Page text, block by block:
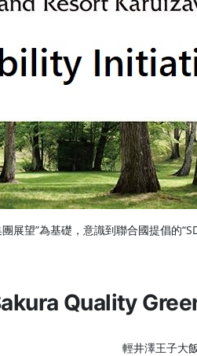
望”為基礎，意識到聯合國提倡的
Quality
輕井澤王子大